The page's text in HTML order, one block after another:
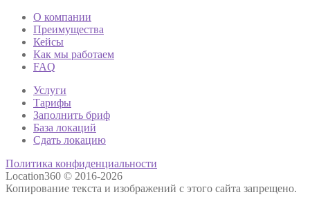
О компании
Преимущества
Кейсы
Как мы работаем
FAQ
Услуги
Тарифы
Заполнить бриф
База локаций
Сдать локацию
Политика конфиденциальности
Location360 © 2016-2026
Копирование текста и изображений с этого сайта запрещено.